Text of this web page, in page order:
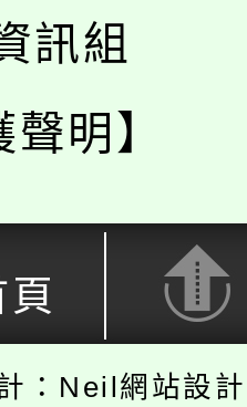
訊組
聲明】
：Neil網站設